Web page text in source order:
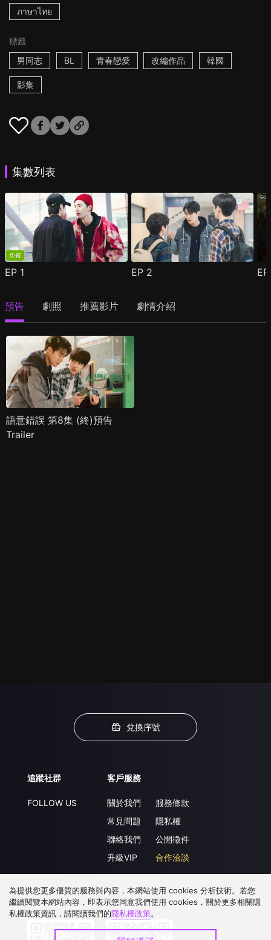
ภาษาไทย
標籤
男同志
BL 青春戀愛 改編作品 韓國
影集
集數列表
免費
EP 1 EP 2
預告 劇照 推薦影片 劇情介紹
語意錯誤 第8集 (終)預告
Trailer
兌換序號
追蹤社群
FOLLOW US
客戶服務
關於我們
常見問題
聯絡我們
升級VIP
服務條款
隱私權
公開徵件
合作洽談
下載 APP
為提供您更多優質的服務與內容，本網站使用 cookies 分析技術。若您
繼續閱覽本網站內容，即表示您同意我們使用 cookies，關於更多相關隱
私權政策資訊，請閱讀我們的隱私權政策。